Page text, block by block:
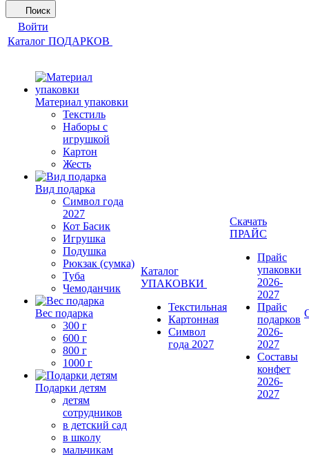
Поиск
Войти
Каталог ПОДАРКОВ
Материал упаковки
Текстиль
Наборы с
игрушкой
Картон
Жесть
Вид подарка
Символ года
2027
Кот Басик
Игрушка
Подушка
Рюкзак (сумка)
Туба
Чемоданчик
Вес подарка
300 г
600 г
800 г
1000 г
Подарки детям
детям
сотрудников
в детский сад
в школу
мальчикам
Каталог
УПАКОВКИ
Текстильная
Картонная
Символ
года 2027
Скачать
ПРАЙС
Прайс
упаковки
2026-
2027
Прайс
подарков
2026-
2027
Составы
конфет
2026-
2027